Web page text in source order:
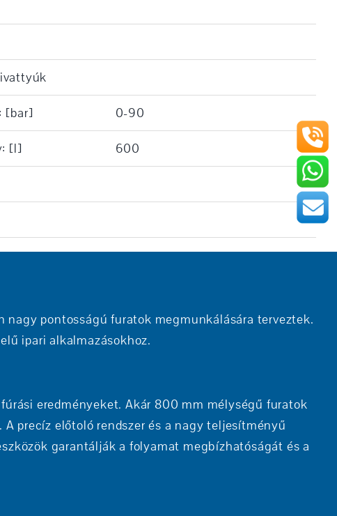
[bar] 0-90
[l] 600
pontosságú furatok megmunkálására terveztek.
ipari alkalmazásokhoz.
eredményeket. Akár 800 mm mélységű furatok
precíz előtoló rendszer és a nagy teljesítményű
garantálják a folyamat megbízhatóságát és a